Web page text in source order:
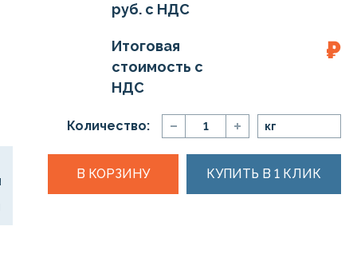
руб. с НДС
Итоговая
стоимость с
НДС
₽
Количество: кг
В КОРЗИНУ КУПИТЬ В 1 КЛИК